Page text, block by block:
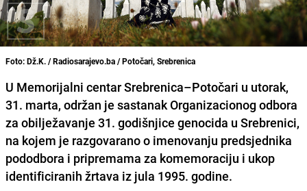
Foto: Dž.K. / Radiosarajevo.ba / Potočari, Srebrenica
U Memorijalni centar Srebrenica–Potočari u utorak,
31. marta, održan je sastanak Organizacionog odbora
za obilježavanje 31. godišnjice genocida u Srebrenici,
na kojem je razgovarano o imenovanju predsjednika
pododbora i pripremama za komemoraciju i ukop
identificiranih žrtava iz jula 1995. godine.